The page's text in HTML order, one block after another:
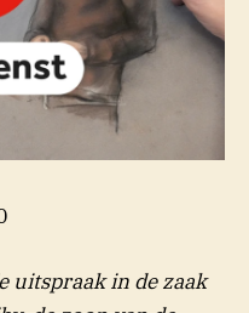
uitspraak in de zaak